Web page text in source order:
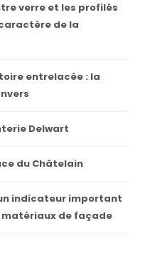
verre et les profilés
de la
entrelacée : la
Delwart
du Châtelain
indicateur important
de façade